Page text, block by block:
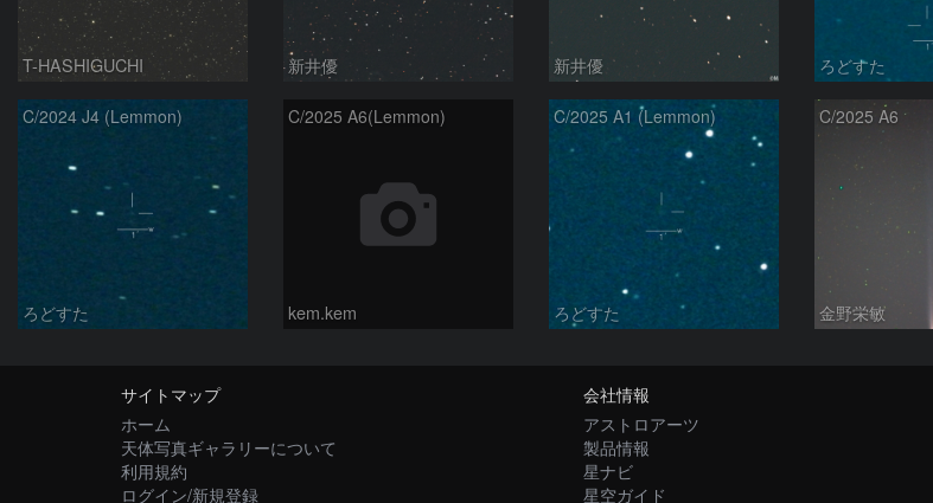
T-HASHIGUCHI 新井優 新井優 ろどすた
C/2024 J4 (Lemmon)
ろどすた
C/2025 A6(Lemmon)
kem.kem
C/2025 A1 (Lemmon)
ろどすた
C/2025 A6
金野栄敏
サイトマップ
ホーム
天体写真ギャラリーについて
利用規約
ログイン/新規登録
会社情報
アストロアーツ
製品情報
星ナビ
星空ガイド